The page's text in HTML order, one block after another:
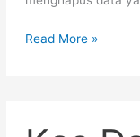
Read More »
Dari